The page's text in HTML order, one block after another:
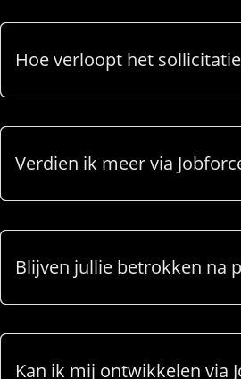
Hoe verloopt het
Verdien ik meer via
Blijven jullie betrokken na
Kan ik mij ontwikkelen via